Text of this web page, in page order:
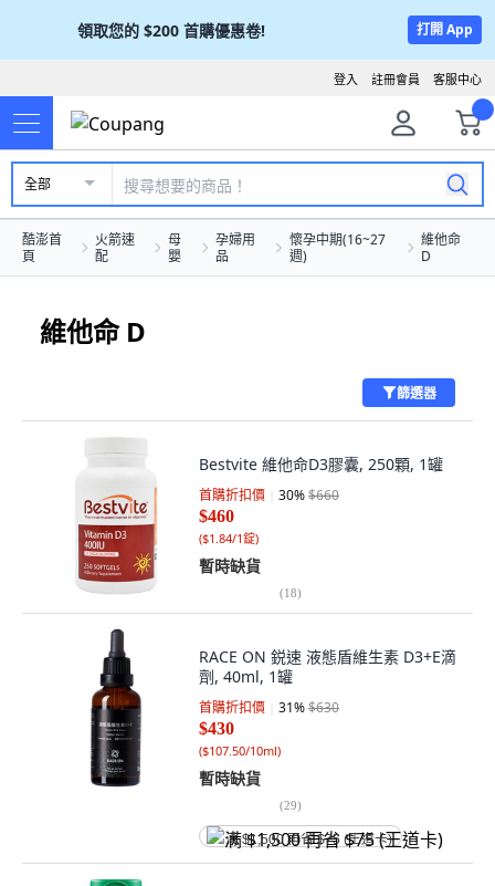
領取您的 $200 首購優惠卷! 打開 App
客服中心
註冊會員
登入
全部
酷澎首
頁
火箭速
配
母
嬰
孕婦用
品
懷孕中期(16~27
週)
維他命
D
維他命 D
篩選器
Bestvite 維他命D3膠囊, 250顆, 1罐
首購折扣價 30%$660
$460
($1.84/1錠)
暫時缺貨
(18)
RACE ON 鋭速 液態盾維生素 D3+E滴
劑, 40ml, 1罐
首購折扣價 31%$630
$430
($107.50/10ml)
暫時缺貨
(29)
满 $1,500 再省 $75 (王道卡)